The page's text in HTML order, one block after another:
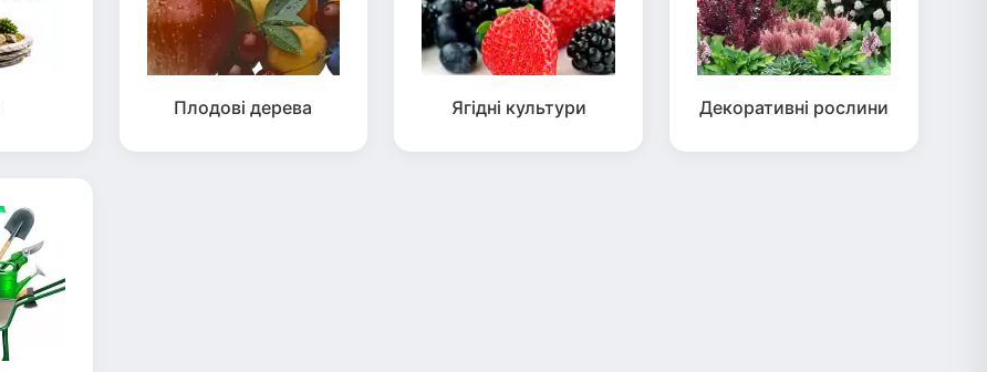
Плодові дерева Ягідні культури Декоративні рослини